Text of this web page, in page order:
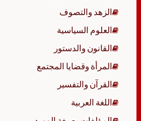
الزهد والتصوف
العلوم السياسية
القانون والدستور
المرأة وقضايا المجتمع
القرآن والتفسير
اللغة العربية